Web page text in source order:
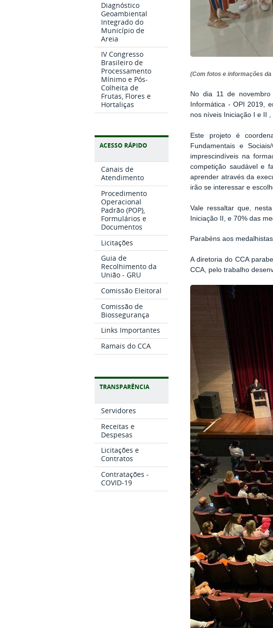
Diagnóstico
Geoambiental
Integrado do
Município de
Areia
IV Congresso
Brasileiro de
Processamento
Mínimo e Pós-
Colheita de
Frutas, Flores e
Hortaliças
ACESSO RÁPIDO
Canais de
Atendimento
Procedimento
Operacional
Padrão (POP),
Formulários e
Documentos
Licitações
Guia de
Recolhimento da
União - GRU
Comissão Eleitoral
Comissão de
Biossegurança
Links Importantes
Ramais do CCA
TRANSPARÊNCIA
Servidores
Receitas e
Despesas
Licitações e
Contratos
Contratações -
COVID-19
(Com fotos e informações
No dia 11 de
Informática - OPI 2019,
nos níveis Iniciação I e II ,
Este projeto é
Fundamentais e
imprescindíveis na
competição saudável e
aprender através da
irão se interessar e
Vale ressaltar que,
Iniciação II, e 70% das
Parabéns aos
A diretoria do CCA
CCA, pelo trabalho